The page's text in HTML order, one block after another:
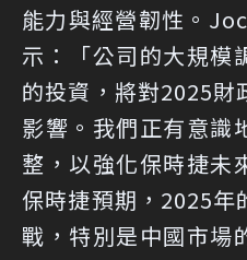
能力與經營韌性。
示：「公司的大規模
的投資，將對2025財
影響。我們正有意識
整，以強化保時捷未
保時捷預期，2025年
戰，特別是中國市場